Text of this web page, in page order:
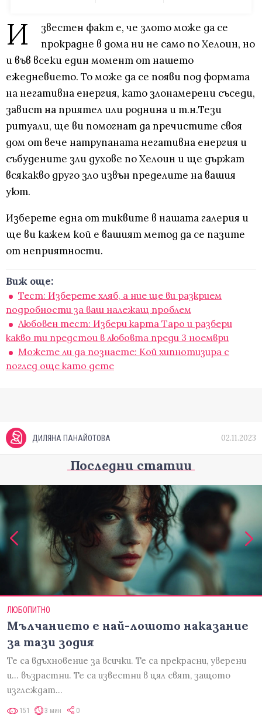
И
звестен факт е, че злото може да се
прокрадне в дома ни не само по Хелоин, но
и във всеки един момент от нашето
ежедневието. То може да се появи под формата
на негативна енергия, като злонамерени съседи,
завист на приятел или роднина и т.н.Тези
ритуали, ще ви помогнат да пречистите своя
дом от вече натрупаната негативна енергия и
събудените зли духове по Хелоин и ще държат
всякакво друго зло извън пределите на вашия
уют.
Изберете една от тиквите в нашата галерия и
ще ви кажем кой е вашият метод да се пазите
от неприятности.
Виж още:
Тест: Изберете хляб, а ние ще ви разкрием
подробности за ваш належащ проблем
Любовен тест: Избери карта Таро и разбери
какво ти предстои в любовта преди 3 ноември
Можете ли да познаете: Кой хипнотизира с
поглед още като дете
ДИЛЯНА ПАНАЙОТОВА 02.11.2023
Последни статии
ЛЮБОПИТНО
Мълчанието е най-лошото наказание
за тази зодия
Те са вдъхновение за всички. Те са прекрасни, уверени
и... възрастни. Те са известни в цял свят, защото
изглеждат…
151 3 мин 0